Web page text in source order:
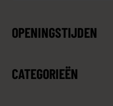
OPENINGSTIJDEN
CATEGORIEËN